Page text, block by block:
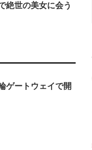
絶世の美女に会う
ゲートウェイで開